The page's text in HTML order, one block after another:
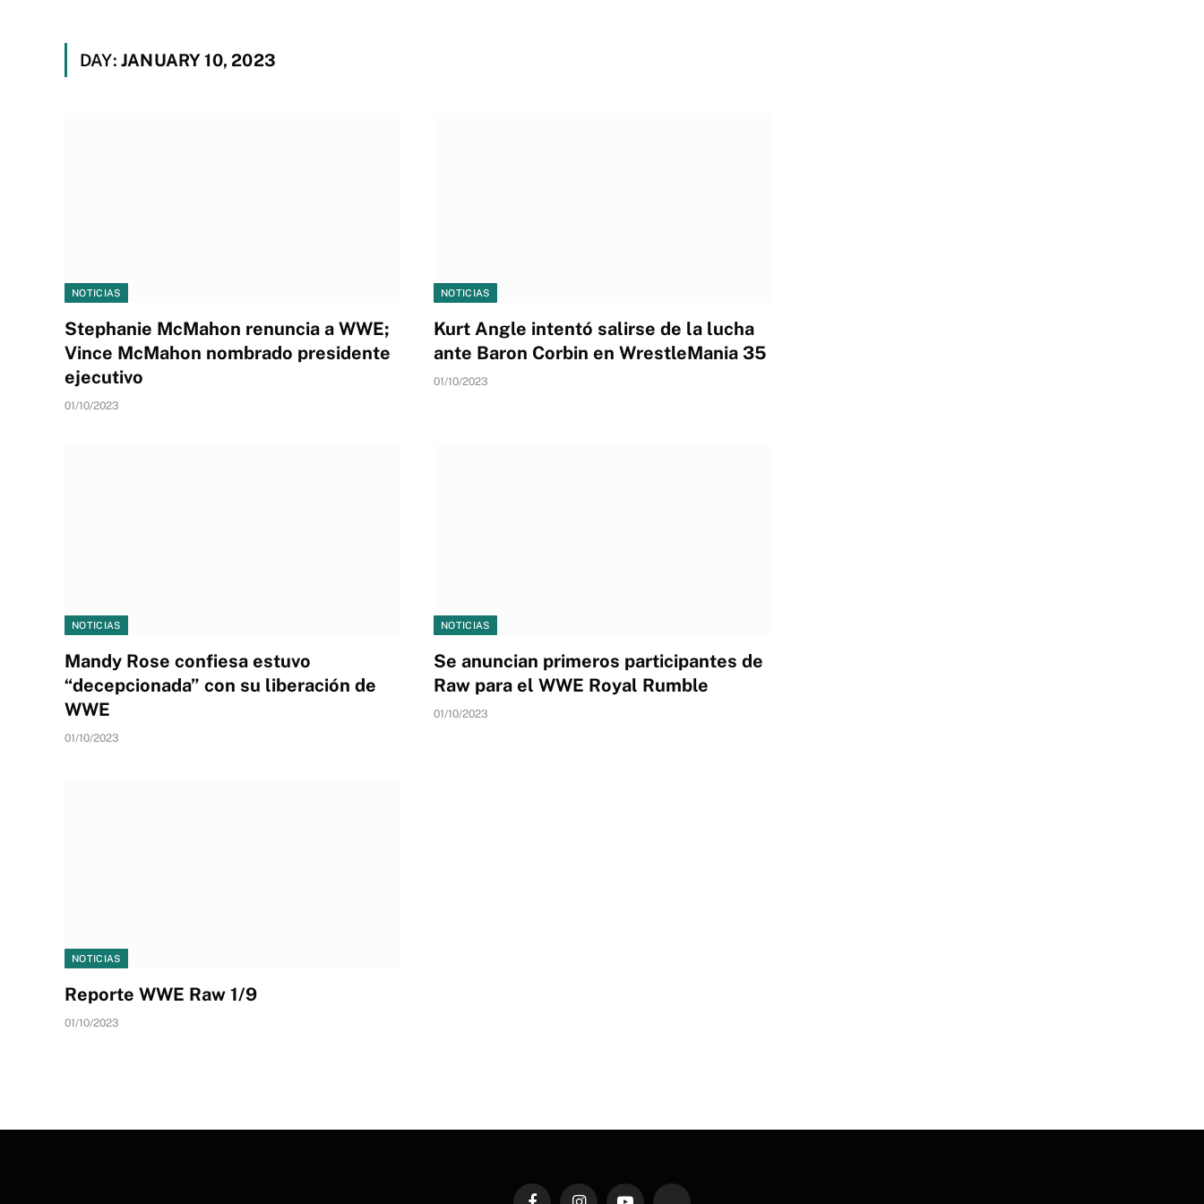
DAY: JANUARY 10, 2023
NOTICIAS
Stephanie McMahon renuncia a WWE;
Vince McMahon nombrado presidente
ejecutivo
01/10/2023
NOTICIAS
Kurt Angle intentó salirse de la lucha
ante Baron Corbin en WrestleMania 35
01/10/2023
NOTICIAS
Mandy Rose confiesa estuvo
“decepcionada” con su liberación de
WWE
01/10/2023
NOTICIAS
Se anuncian primeros participantes de
Raw para el WWE Royal Rumble
01/10/2023
NOTICIAS
Reporte WWE Raw 1/9
01/10/2023